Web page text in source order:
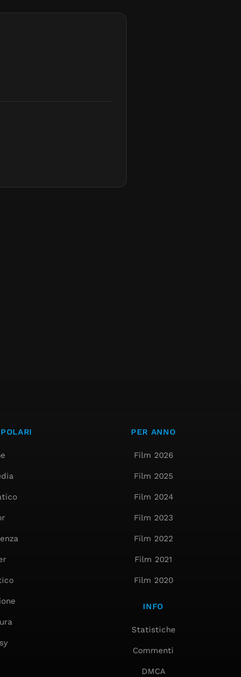
PER ANNO
Film 2026
Film 2025
Film 2024
Film 2023
Film 2022
Film 2021
Film 2020
INFO
Statistiche
Commenti
DMCA